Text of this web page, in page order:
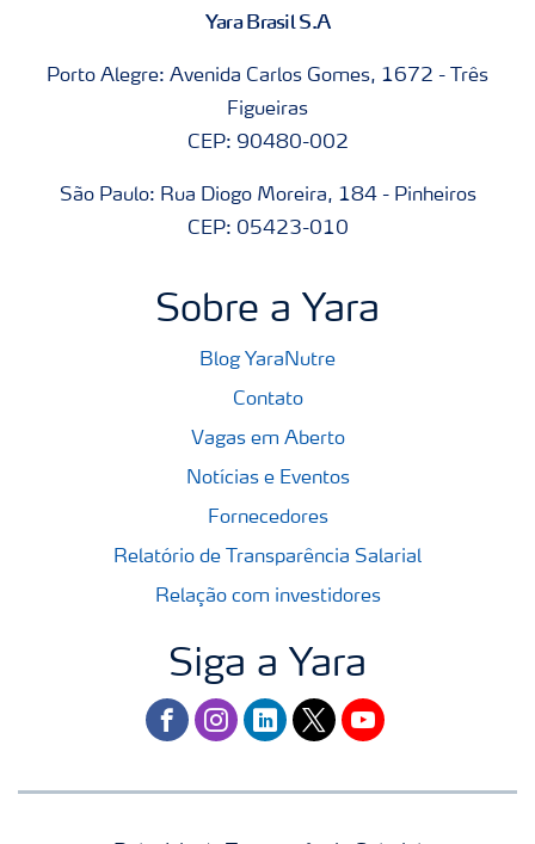
Yara Brasil S.A
Porto Alegre: Avenida Carlos Gomes, 1672 - Três
Figueiras
CEP: 90480-002
São Paulo: Rua Diogo Moreira, 184 - Pinheiros
CEP: 05423-010
Sobre a Yara
Blog YaraNutre
Contato
Vagas em Aberto
Notícias e Eventos
Fornecedores
Relatório de Transparência Salarial
Relação com investidores
Siga a Yara
facebookinstagram
linkedintwitteryoutube